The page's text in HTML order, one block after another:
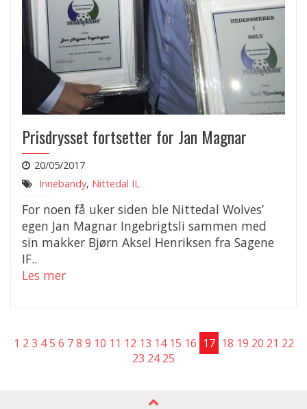
Prisdrysset fortsetter for Jan Magnar
20/05/2017
Innebandy, Nittedal IL
For noen få uker siden ble Nittedal Wolves’
egen Jan Magnar Ingebrigtsli sammen med
sin makker Bjørn Aksel Henriksen fra Sagene
IF..
Les mer
1 2 3 4 5 6 7 8 9 10 11 12 13 14 15 16 17 18 19 20 21 22
23 24 25